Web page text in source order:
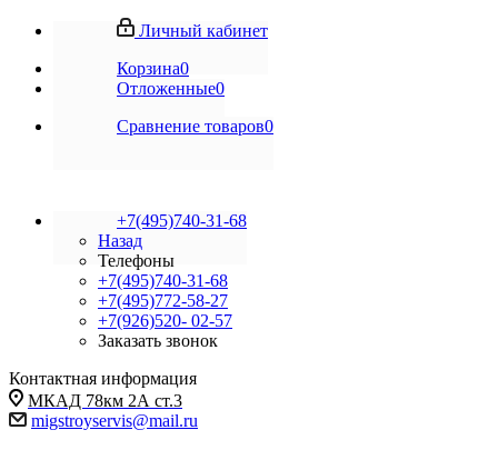
Личный кабинет
Корзина0
Отложенные0
Сравнение товаров0
+7(495)740-31-68
Назад
Телефоны
+7(495)740-31-68
+7(495)772-58-27
+7(926)520- 02-57
Заказать звонок
Контактная информация
МКАД 78км 2А ст.3
migstroyservis@mail.ru